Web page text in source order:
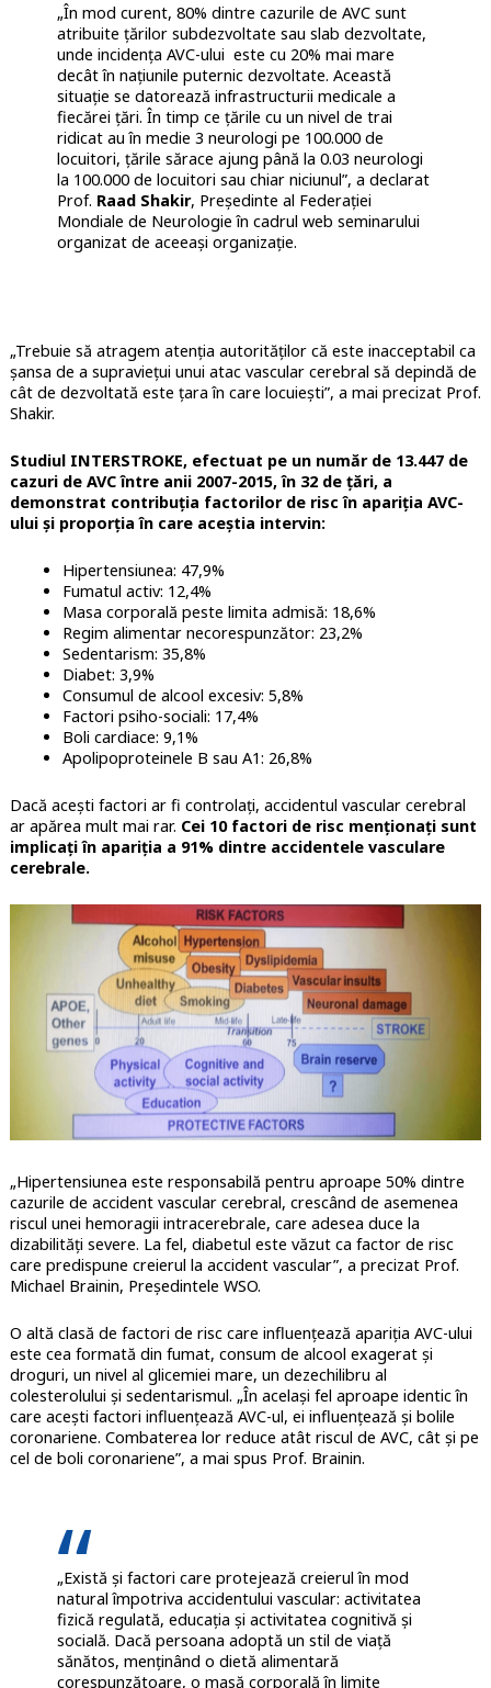
„În mod curent, 80% dintre cazurile de AVC sunt
atribuite țărilor subdezvoltate sau slab dezvoltate,
unde incidența AVC-ului este cu 20% mai mare
decât în națiunile puternic dezvoltate. Această
situație se datorează infrastructurii medicale a
fiecărei țări. În timp ce țările cu un nivel de trai
ridicat au în medie 3 neurologi pe 100.000 de
locuitori, țările sărace ajung până la 0.03 neurologi
la 100.000 de locuitori sau chiar niciunul”, a declarat
Prof. Raad Shakir, Președinte al Federației
Mondiale de Neurologie în cadrul web seminarului
organizat de aceeași organizație.
„Trebuie să atragem atenția autorităților că este inacceptabil ca
șansa de a supraviețui unui atac vascular cerebral să depindă de
cât de dezvoltată este țara în care locuiești”, a mai precizat Prof.
Shakir.
Studiul INTERSTROKE, efectuat pe un număr de 13.447 de
cazuri de AVC între anii 2007-2015, în 32 de țări, a
demonstrat contribuția factorilor de risc în apariția AVC-
ului și proporția în care aceștia intervin:
Hipertensiunea: 47,9%
Fumatul activ: 12,4%
Masa corporală peste limita admisă: 18,6%
Regim alimentar necorespunzător: 23,2%
Sedentarism: 35,8%
Diabet: 3,9%
Consumul de alcool excesiv: 5,8%
Factori psiho-sociali: 17,4%
Boli cardiace: 9,1%
Apolipoproteinele B sau A1: 26,8%
Dacă acești factori ar fi controlați, accidentul vascular cerebral
ar apărea mult mai rar. Cei 10 factori de risc menționați sunt
implicați în apariția a 91% dintre accidentele vasculare
cerebrale.
„Hipertensiunea este responsabilă pentru aproape 50% dintre
cazurile de accident vascular cerebral, crescând de asemenea
riscul unei hemoragii intracerebrale, care adesea duce la
dizabilități severe. La fel, diabetul este văzut ca factor de risc
care predispune creierul la accident vascular”, a precizat Prof.
Michael Brainin, Președintele WSO.
O altă clasă de factori de risc care influențează apariția AVC-ului
este cea formată din fumat, consum de alcool exagerat și
droguri, un nivel al glicemiei mare, un dezechilibru al
colesterolului și sedentarismul. „În același fel aproape identic în
care acești factori influențează AVC-ul, ei influențează și bolile
coronariene. Combaterea lor reduce atât riscul de AVC, cât și pe
cel de boli coronariene”, a mai spus Prof. Brainin.
„Există și factori care protejează creierul în mod
natural împotriva accidentului vascular: activitatea
fizică regulată, educația și activitatea cognitivă și
socială. Dacă persoana adoptă un stil de viață
sănătos, menținând o dietă alimentară
corespunzătoare, o masă corporală în limite